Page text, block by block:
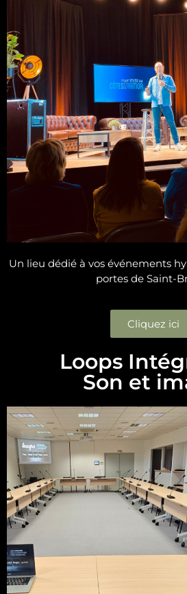
Un lieu dédié à vos événements
portes de Saint-
Cliquez ici
Loops
Son et